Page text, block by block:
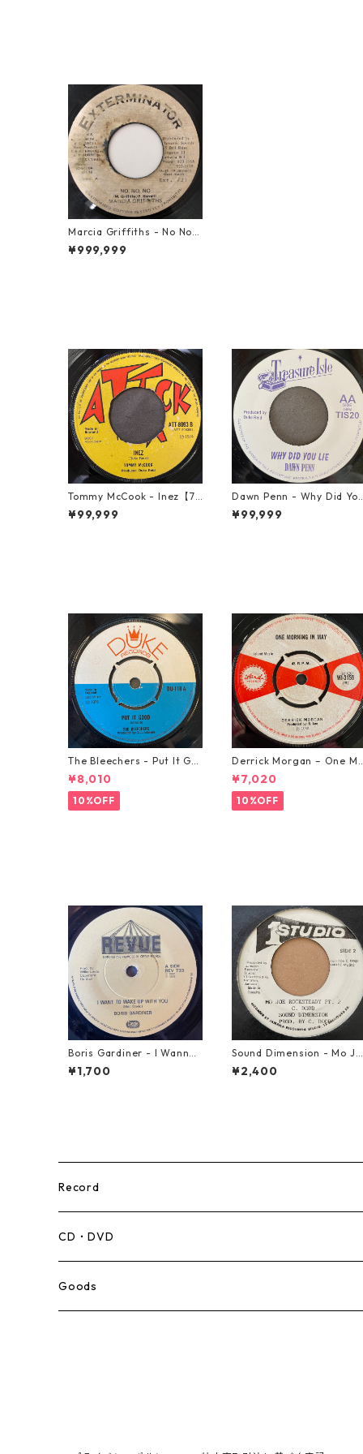
Marcia Griffiths - No No N
o【7-20631】
¥999,999
Tommy McCook - Inez【7-
21840】
¥99,999
Dawn Penn - Why Did
Lie【7-21938】
¥99,999
The Bleechers - Put It Go
od 【7-21637】
¥8,010
10%OFF
Derrick Morgan – One
rning In May【7-21653】
¥7,020
10%OFF
Boris Gardiner - I Wanna
Wake Up With You【7-219
24】
¥1,700
Sound Dimension - Mo Jo
e Rock Steady【7-21087】
¥2,400
Record
Mento,Calypso,Ballad
Ska
CD・DVD
Goods